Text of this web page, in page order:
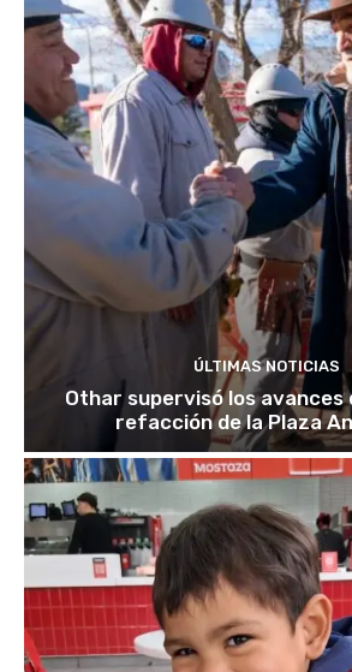
ÚLTIMAS NOTICIAS
Othar supervisó los avances
refacción de la Plaza